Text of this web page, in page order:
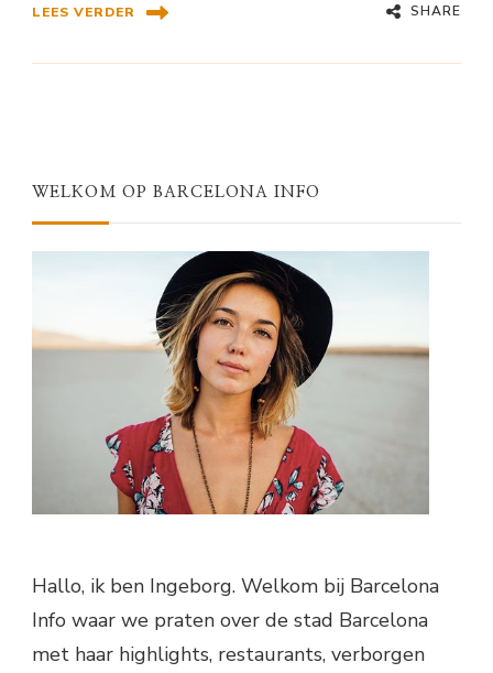
LEES VERDER SHARE
WELKOM OP BARCELONA INFO
Hallo, ik ben Ingeborg. Welkom bij Barcelona
Info waar we praten over de stad Barcelona
met haar highlights, restaurants, verborgen